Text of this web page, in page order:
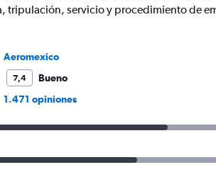
tripulación, servicio y procedimiento de
Aeromexico
7,4
Bueno
1.471 opiniones